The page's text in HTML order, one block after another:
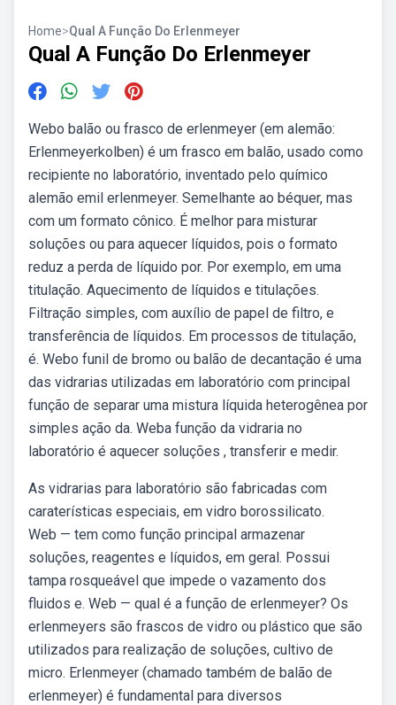
Home>Qual A Função Do Erlenmeyer
Qual A Função Do Erlenmeyer
Webo balão ou frasco de erlenmeyer (em alemão:
Erlenmeyerkolben) é um frasco em balão, usado como
recipiente no laboratório, inventado pelo químico
alemão emil erlenmeyer. Semelhante ao béquer, mas
com um formato cônico. É melhor para misturar
soluções ou para aquecer líquidos, pois o formato
reduz a perda de líquido por. Por exemplo, em uma
titulação. Aquecimento de líquidos e titulações.
Filtração simples, com auxílio de papel de filtro, e
transferência de líquidos. Em processos de titulação,
é. Webo funil de bromo ou balão de decantação é uma
das vidrarias utilizadas em laboratório com principal
função de separar uma mistura líquida heterogênea por
simples ação da. Weba função da vidraria no
laboratório é aquecer soluções , transferir e medir.
As vidrarias para laboratório são fabricadas com
caraterísticas especiais, em vidro borossilicato.
Web — tem como função principal armazenar
soluções, reagentes e líquidos, em geral. Possui
tampa rosqueável que impede o vazamento dos
fluidos e. Web — qual é a função de erlenmeyer? Os
erlenmeyers são frascos de vidro ou plástico que são
utilizados para realização de soluções, cultivo de
micro. Erlenmeyer (chamado também de balão de
erlenmeyer) é fundamental para diversos